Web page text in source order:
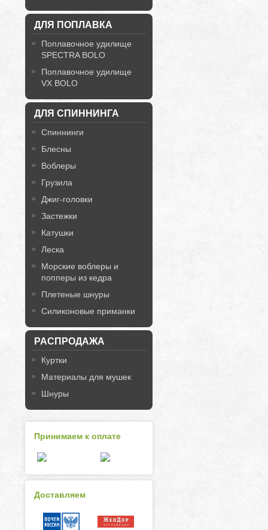
ДЛЯ ПОПЛАВКА
Поплавочное удилище
SPECTRA BOLO
Поплавочное удилище
VX BOLO
ДЛЯ СПИННИНГА
Спиннинги
Блесны
Воблеры
Грузила
Джиг-головки
Застежки
Катушки
Леска
Морские воблеры и
попперы из кедра
Плетеные шнуры
Силиконовые приманки
РАСПРОДАЖА
Куртки
Материалы для мушек
Шнуры
Принимаем к оплате
Доставляем